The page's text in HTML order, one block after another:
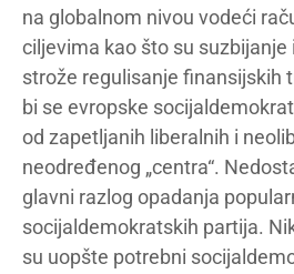
na globalnom nivou vodeći
ciljevima kao što su suzbijanje
strože regulisanje finansijskih
bi se evropske
od zapetljanih liberalnih i
neodređenog „centra“.
glavni razlog opadanja
socijaldemokratskih partija.
su uopšte potrebni